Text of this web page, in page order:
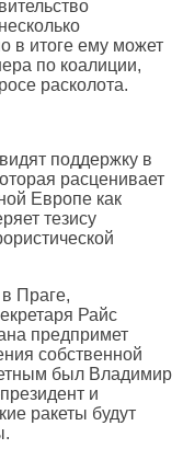
в итоге ему может
по коалиции,
расколота.
поддержку в
расценивает
Европе как
тезису
Праге,
Райс
предпримет
собственной
был Владимир
и
ракеты будут